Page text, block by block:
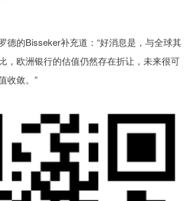
的Bisseker补充道：“好消息是，与全球其
，欧洲银行的估值仍然存在折让，未来很可
收敛。”